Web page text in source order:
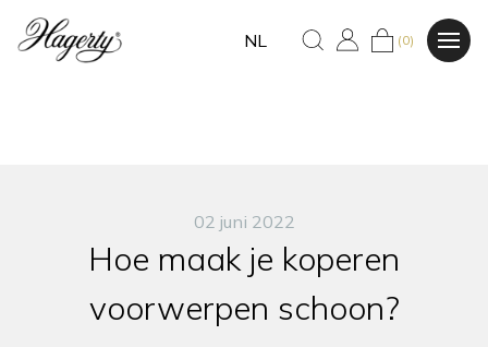
NL (0)
02 juni 2022
Hoe maak je koperen
voorwerpen schoon?